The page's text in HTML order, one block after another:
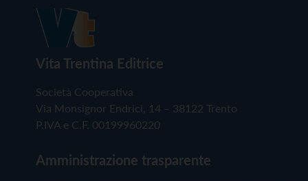
Vita Trentina Editrice
Società Cooperativa
Via Monsignor Endrici, 14 – 38122 Trento
P.IVA e C.F. 00199960220
Amministrazione trasparente